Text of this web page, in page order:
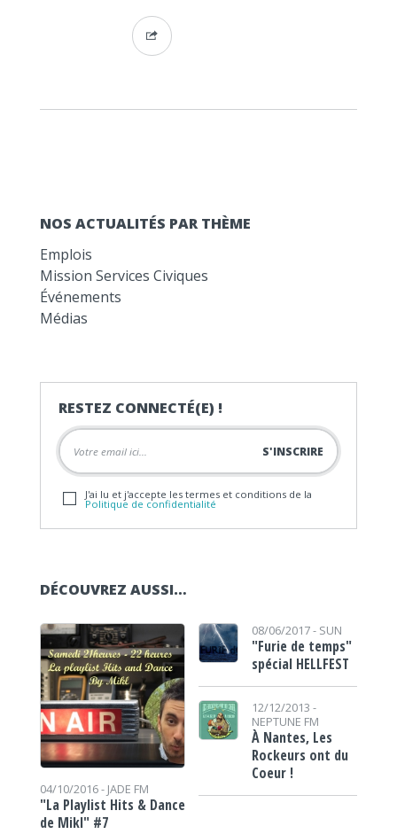
NOS ACTUALITÉS PAR THÈME
Emplois
Mission Services Civiques
Événements
Médias
RESTEZ CONNECTÉ(E) !
J'ai lu et j'accepte les termes et conditions de la
Politique de confidentialité
DÉCOUVREZ AUSSI…
04/10/2016 - JADE FM
"La Playlist Hits & Dance
de Mikl" #7
08/06/2017 - SUN
"Furie de temps"
spécial HELLFEST
12/12/2013 -
NEPTUNE FM
À Nantes, Les
Rockeurs ont du
Coeur !